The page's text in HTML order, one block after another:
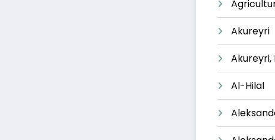
Akureyri
Al-Hilal